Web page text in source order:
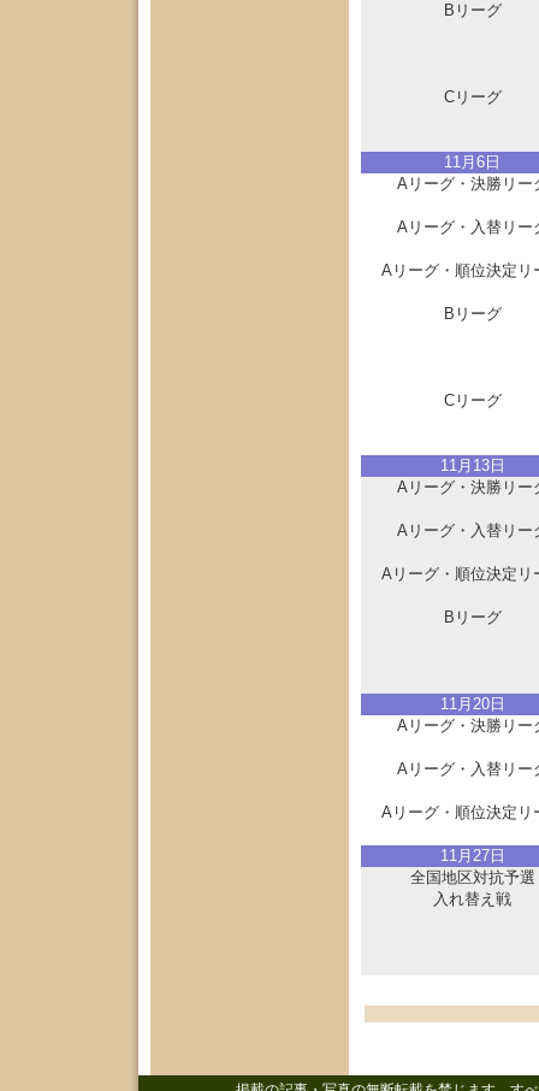
Bリーグ
Cリーグ
11月6日
Aリーグ・決勝リー
Aリーグ・入替リー
Aリーグ・順位決定リ
Bリーグ
Cリーグ
11月13日
Aリーグ・決勝リー
Aリーグ・入替リー
Aリーグ・順位決定リ
Bリーグ
11月20日
Aリーグ・決勝リー
Aリーグ・入替リー
Aリーグ・順位決定リ
11月27日
全国地区対抗予選
入れ替え戦